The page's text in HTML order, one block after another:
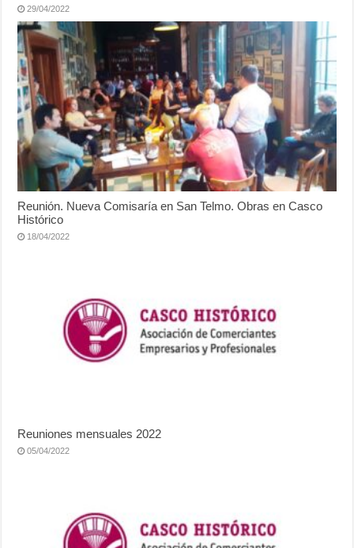
29/04/2022
Reunión. Nueva Comisaría en San Telmo. Obras en Casco
Histórico
18/04/2022
Reuniones mensuales 2022
05/04/2022